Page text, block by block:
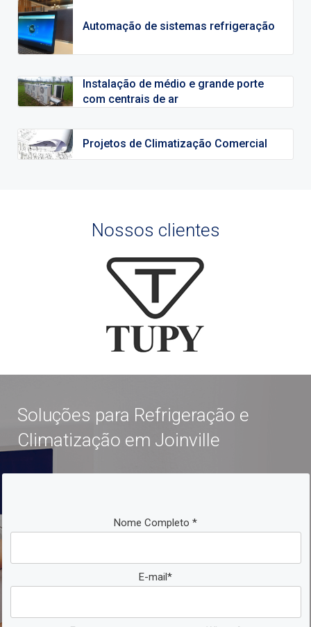
Automação de sistemas refrigeração
Instalação de médio e grande porte
com centrais de ar
Projetos de Climatização Comercial
Nossos clientes
Soluções para Refrigeração e
Climatização em Joinville
Nome Completo *
E-mail*